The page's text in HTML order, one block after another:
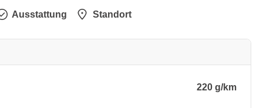
Ausstattung Standort
220 g/km